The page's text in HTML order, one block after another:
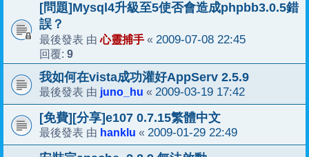
[問題]Mysql4升級至5使否會造成phpbb3.0.5錯
誤？
最後發表 由心靈捕手 « 2009-07-08 22:45
回覆: 9
我如何在vista成功灌好AppServ 2.5.9
最後發表 由 juno_hu « 2009-03-19 17:42
[免費][分享]e107 0.7.15繁體中文
最後發表 由 hanklu « 2009-01-29 22:49